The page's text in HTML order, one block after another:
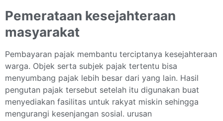
Pemerataan kesejahteraan
masyarakat
Pembayaran pajak membantu terciptanya kesejahteraan
warga. Objek serta subjek pajak tertentu bisa
menyumbang pajak lebih besar dari yang lain. Hasil
pengutan pajak tersebut setelah itu digunakan buat
menyediakan fasilitas untuk rakyat miskin sehingga
mengurangi kesenjangan sosial. urusan